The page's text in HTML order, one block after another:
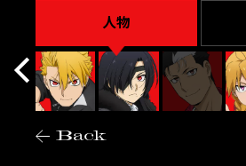
人物
Back